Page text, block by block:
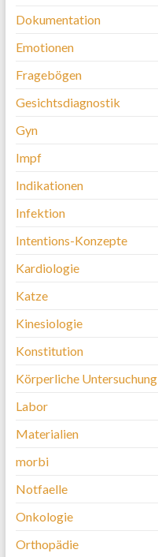
Dokumentation
Emotionen
Fragebögen
Gesichtsdiagnostik
Gyn
Impf
Indikationen
Infektion
Intentions-Konzepte
Kardiologie
Katze
Kinesiologie
Konstitution
Körperliche Untersuchung
Labor
Materialien
morbi
Notfaelle
Onkologie
Orthopädie